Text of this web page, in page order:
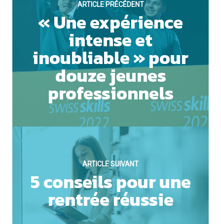
ARTICLE PRÉCÉDENT
« Une expérience
intense et
inoubliable » pour
douze jeunes
professionnels
ARTICLE SUIVANT
5 conseils pour une
rentrée réussie